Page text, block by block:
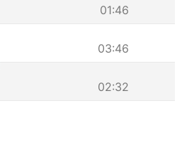
01:46
03:46
02:32